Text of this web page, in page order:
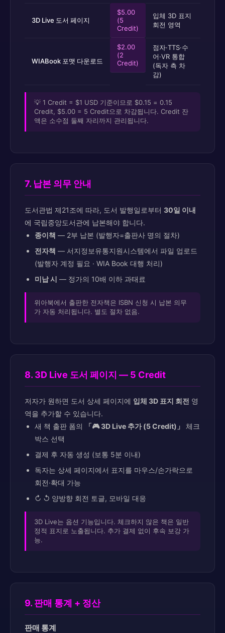
3D Live 도서 페이지
$5.00
(5
Credit)
입체 3D 표지
회전 영역
WIABook 포맷 다운로드
$2.00
(2
Credit)
점자·TTS·수
어·VR 통합
(독자 측 차
감)
💡 1 Credit = $1 USD 기준이므로 $0.15 = 0.15
Credit, $5.00 = 5 Credit으로 차감됩니다. Credit 잔
액은 소수점 둘째 자리까지 관리됩니다.
7. 납본 의무 안내
도서관법 제21조에 따라, 도서 발행일로부터 30일 이내
에 국립중앙도서관에 납본해야 합니다.
종이책 — 2부 납본 (발행자=출판사 명의 절차)
전자책 — 서지정보유통지원시스템에서 파일 업로드
(발행자 계정 필요 · WIA Book 대행 처리)
미납 시 — 정가의 10배 이하 과태료
위아북에서 출판한 전자책은 ISBN 신청 시 납본 의무
가 자동 처리됩니다. 별도 절차 없음.
8. 3D Live 도서 페이지 — 5 Credit
저자가 원하면 도서 상세 페이지에 입체 3D 표지 회전 영
역을 추가할 수 있습니다.
새 책 출판 폼의
「🎮 3D Live 추가 (5 Credit)」
체크
박스 선택
결제 후 자동 생성 (보통 5분 이내)
독자는 상세 페이지에서 표지를 마우스/손가락으로
회전·확대 가능
↻ ↺ 양방향 회전 토글, 모바일 대응
3D Live는 옵션 기능입니다. 체크하지 않은 책은 일반
정적 표지로 노출됩니다. 추가 결제 없이 후속 보강 가
능.
9. 판매 통계 + 정산
판매 통계